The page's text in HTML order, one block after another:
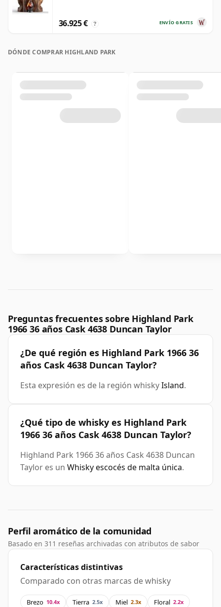
ENVÍO GRATIS
36.925 € ?
DÓNDE COMPRAR HIGHLAND PARK
Preguntas frecuentes sobre Highland Park
1966 36 años Cask 4638 Duncan Taylor
¿De qué región es Highland Park 1966 36
años Cask 4638 Duncan Taylor?
Esta expresión es de la región whiskyIsland.
¿Qué tipo de whisky es Highland Park
1966 36 años Cask 4638 Duncan Taylor?
Highland Park 1966 36 años Cask 4638 Duncan
Taylor es un Whisky escocés de malta única.
Perfil aromático de la comunidad
Basado en 311 reseñas archivadas con atributos de sabor
Características distintivas
Comparado con otras marcas de whisky
Brezo 10.4x Tierra 2.5x Miel 2.3x Floral 2.2x